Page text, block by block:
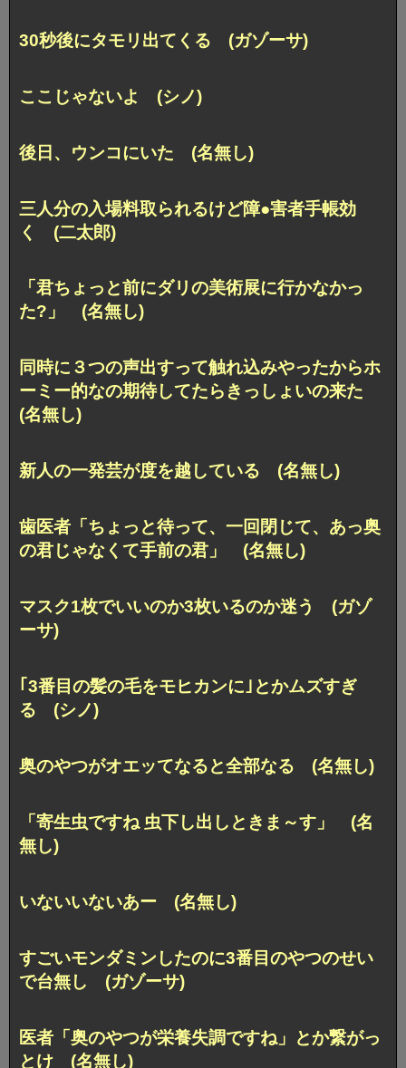
30秒後にタモリ出てくる (ガゾーサ)
ここじゃないよ (シノ)
後日、ウンコにいた (名無し)
三人分の入場料取られるけど障●害者手帳効
く (二太郎)
「君ちょっと前にダリの美術展に行かなかっ
た?」 (名無し)
同時に３つの声出すって触れ込みやったからホ
ーミー的なの期待してたらきっしょいの来た
(名無し)
新人の一発芸が度を越している (名無し)
歯医者「ちょっと待って、一回閉じて、あっ奥
の君じゃなくて手前の君」 (名無し)
マスク1枚でいいのか3枚いるのか迷う (ガゾ
ーサ)
｢3番目の髪の毛をモヒカンに｣とかムズすぎ
る (シノ)
奥のやつがオエッてなると全部なる (名無し)
「寄生虫ですね 虫下し出しときま～す」 (名
無し)
いないいないあー (名無し)
すごいモンダミンしたのに3番目のやつのせい
で台無し (ガゾーサ)
医者「奥のやつが栄養失調ですね」とか繋がっ
とけ (名無し)